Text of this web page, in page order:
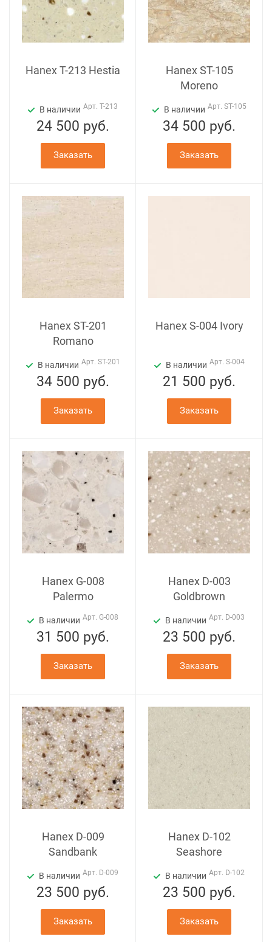
Hanex T-213 Hestia
В наличии Арт. T-213
24 500 руб.
Заказать
Hanex ST-105
Moreno
В наличии Арт. ST-105
34 500 руб.
Заказать
Hanex ST-201
Romano
В наличии Арт. ST-201
34 500 руб.
Заказать
Hanex S-004 Ivory
В наличии Арт. S-004
21 500 руб.
Заказать
Hanex G-008
Palermo
В наличии Арт. G-008
31 500 руб.
Заказать
Hanex D-003
Goldbrown
В наличии Арт. D-003
23 500 руб.
Заказать
Hanex D-009
Sandbank
В наличии Арт. D-009
23 500 руб.
Заказать
Hanex D-102
Seashore
В наличии Арт. D-102
23 500 руб.
Заказать